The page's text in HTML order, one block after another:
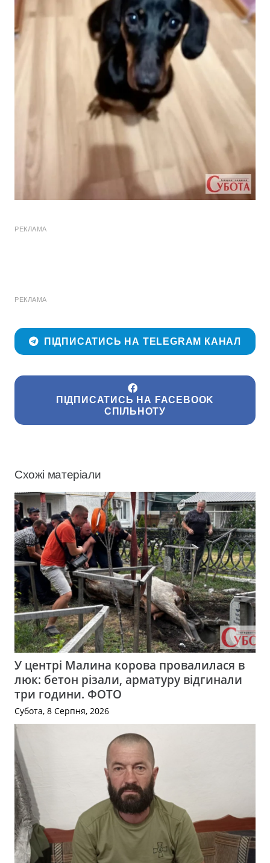
РЕКЛАМА
РЕКЛАМА
ПІДПИСАТИСЬ НА TELEGRAM КАНАЛ
ПІДПИСАТИСЬ НА FACEBOOK
СПІЛЬНОТУ
Схожі матеріали
У центрі Малина корова провалилася в
люк: бетон різали, арматуру відгинали
три години. ФОТО
Субота, 8 Серпня, 2026